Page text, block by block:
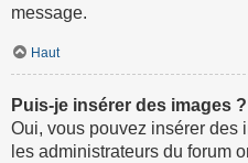
message.
Haut
Puis-je insérer des images ?
Oui, vous pouvez insérer des
les administrateurs du forum